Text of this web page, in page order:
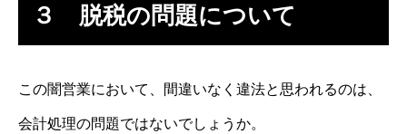
３ 脱税の問題について
この闇営業において、間違いなく違法と思われるのは、
会計処理の問題ではないでしょうか。